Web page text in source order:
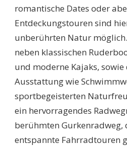
romantische Dates oder
Entdeckungstouren sind
unberührten Natur
neben klassischen
und moderne Kajaks,
Ausstattung wie
sportbegeisterten
ein hervorragendes
berühmten
entspannte Fahrradtouren